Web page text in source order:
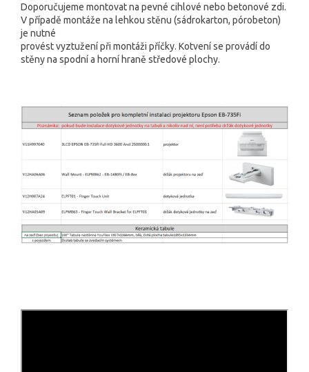
Doporučujeme montovat na pevné cihlové nebo betonové zdi.
V případě montáže na lehkou stěnu (sádrokarton, pórobeton)
je nutné
provést vyztužení při montáži příčky. Kotvení se provádí do
stěny na spodní a horní hraně středové plochy.